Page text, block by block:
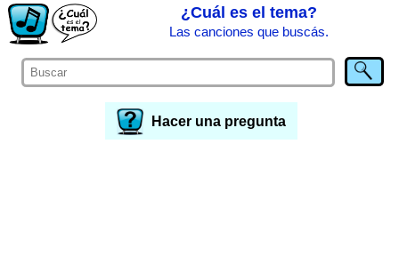
¿Cuál es el tema?
Las canciones que buscás.
Hacer una pregunta